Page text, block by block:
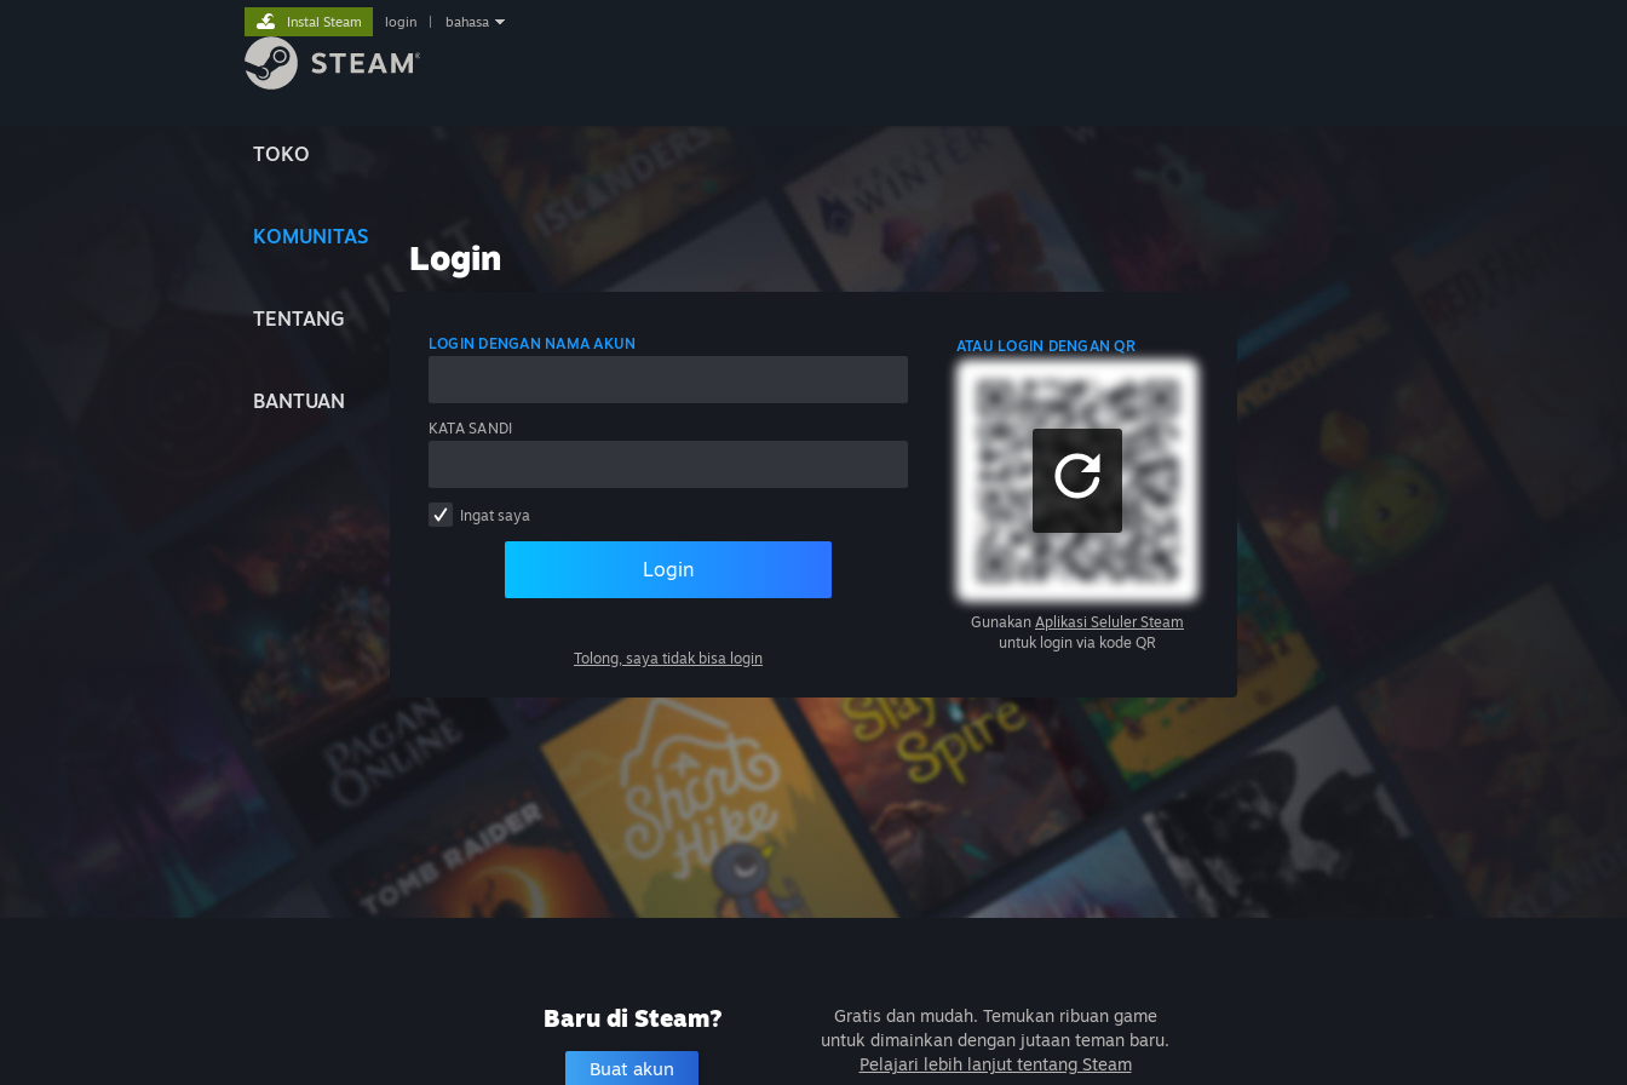
TOKO
KOMUNITAS
TENTANG
BANTUAN
Instal Steam login bahasa
Login
LOGIN DENGAN NAMA AKUN
KATA SANDI
Ingat saya
Login
Tolong, saya tidak bisa login
ATAU LOGIN DENGAN QR
Gunakan Aplikasi Seluler Steam
untuk login via kode QR
Baru di Steam?
Buat akun
Gratis dan mudah. Temukan ribuan game
untuk dimainkan dengan jutaan teman baru.
Pelajari lebih lanjut tentang Steam